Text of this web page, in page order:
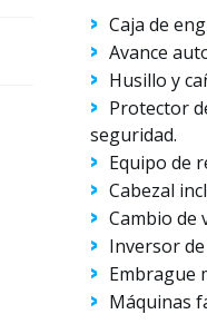
Caja de
Avance
Husillo y
Protector
seguridad.
Equipo de
Cabezal
Cambio de
Inversor
Embrague
Máquinas